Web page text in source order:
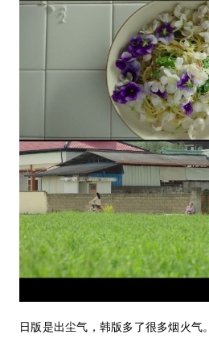
日版是出尘气，韩版多了很多烟火气。